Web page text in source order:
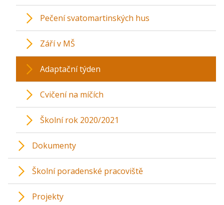
Pečení svatomartinských hus
Září v MŠ
Adaptační týden
Cvičení na míčích
Školní rok 2020/2021
Dokumenty
Školní poradenské pracoviště
Projekty